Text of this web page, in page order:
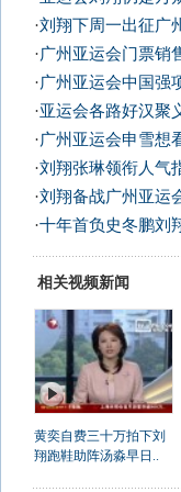
·刘翔下周一出征广
·广州亚运会门票销
·广州亚运会中国强
·亚运会各路好汉聚
·广州亚运会申雪想
·刘翔张琳领衔人气
·刘翔备战广州亚运
·十年首负史冬鹏刘
相关视频新闻
黄奕自费三十万拍下刘
翔跑鞋助阵汤淼早日..